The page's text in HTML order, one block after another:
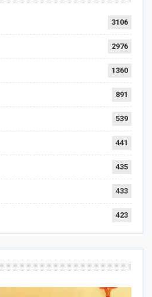
3106
2976
1360
891
539
441
435
433
423